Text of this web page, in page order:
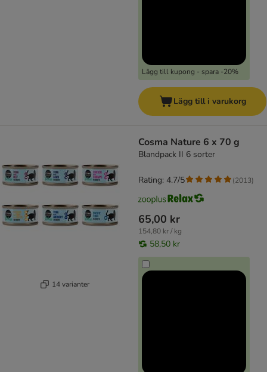
Lägg till kupong - spara -20%
Lägg till i varukorg
14 varianter
Cosma Nature 6 x 70 g
Blandpack II 6 sorter
65,00 kr
154,80 kr / kg
58,50 kr
Rating: 4.7/5 (2013)